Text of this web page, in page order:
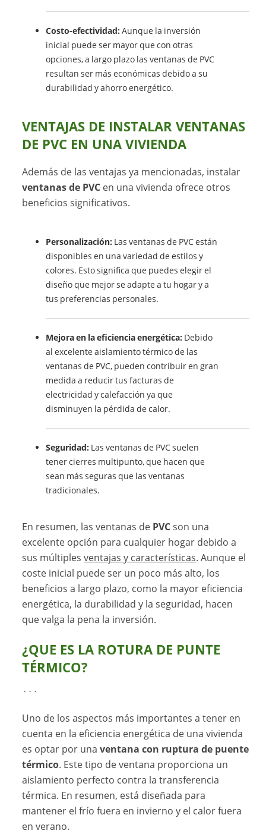
Costo-efectividad: Aunque la inversión
inicial puede ser mayor que con otras
opciones, a largo plazo las ventanas de PVC
resultan ser más económicas debido a su
durabilidad y ahorro energético.
VENTAJAS DE INSTALAR VENTANAS
DE PVC EN UNA VIVIENDA
Además de las ventajas ya mencionadas, instalar
ventanas de PVC en una vivienda ofrece otros
beneficios significativos.
Personalización: Las ventanas de PVC están
disponibles en una variedad de estilos y
colores. Esto significa que puedes elegir el
diseño que mejor se adapte a tu hogar y a
tus preferencias personales.
Mejora en la eficiencia energética: Debido
al excelente aislamiento térmico de las
ventanas de PVC, pueden contribuir en gran
medida a reducir tus facturas de
electricidad y calefacción ya que
disminuyen la pérdida de calor.
Seguridad: Las ventanas de PVC suelen
tener cierres multipunto, que hacen que
sean más seguras que las ventanas
tradicionales.
En resumen, las ventanas de PVCson una
excelente opción para cualquier hogar debido a
sus múltiplesventajas y características. Aunque el
coste inicial puede ser un poco más alto, los
beneficios a largo plazo, como la mayor eficiencia
energética, la durabilidad y la seguridad, hacen
que valga la pena la inversión.
¿QUE ES LA ROTURA DE PUNTE
TÉRMICO?
```
Uno de los aspectos más importantes a tener en
cuenta en la eficiencia energética de una vivienda
es optar por unaventana con ruptura de puente
térmico. Este tipo de ventana proporciona un
aislamiento perfecto contra la transferencia
térmica. En resumen, está diseñada para
mantener el frío fuera en invierno y el calor fuera
en verano.